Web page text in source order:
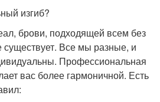
изгиб?
брови, подходящей всем без
существует. Все мы разные, и
Профессиональная
вас более гармоничной. Есть